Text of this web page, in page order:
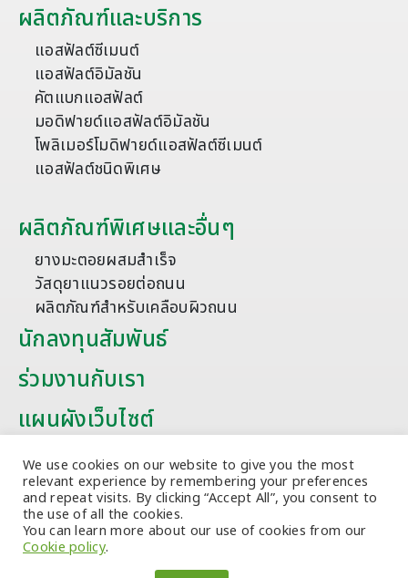
ผลิตภัณฑ์และบริการ
แอสฟัลต์ซีเมนต์
แอสฟัลต์อิมัลชัน
คัตแบกแอสฟัลต์
มอดิฟายด์แอสฟัลต์อิมัลชัน
โพลิเมอร์โมดิฟายด์แอสฟัลต์ซีเมนต์
แอสฟัลต์ชนิดพิเศษ
ผลิตภัณฑ์พิเศษและอื่นๆ
ยางมะตอยผสมสำเร็จ
วัสดุยาแนวรอยต่อถนน
ผลิตภัณฑ์สำหรับเคลือบผิวถนน
นักลงทุนสัมพันธ์
ร่วมงานกับเรา
แผนผังเว็บไซต์
บทความ
We use cookies on our website to give you the most
relevant experience by remembering your preferences
and repeat visits. By clicking “Accept All”, you consent to
the use of all the cookies.
You can learn more about our use of cookies from our
Cookie policy.